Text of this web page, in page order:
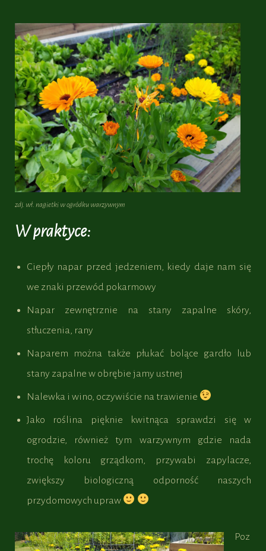
zdj. wł. nagietki w ogródku warzywnym
W praktyce:
Ciepły napar przed jedzeniem, kiedy daje nam się
we znaki przewód pokarmowy
Napar zewnętrznie na stany zapalne skóry,
stłuczenia, rany
Naparem można także płukać bolące gardło lub
stany zapalne w obrębie jamy ustnej
Nalewka i wino, oczywiście na trawienie
Jako roślina pięknie kwitnąca sprawdzi się w
ogrodzie, również tym warzywnym gdzie nada
trochę koloru grządkom, przywabi zapylacze,
zwiększy biologiczną odporność naszych
przydomowych upraw
Poz